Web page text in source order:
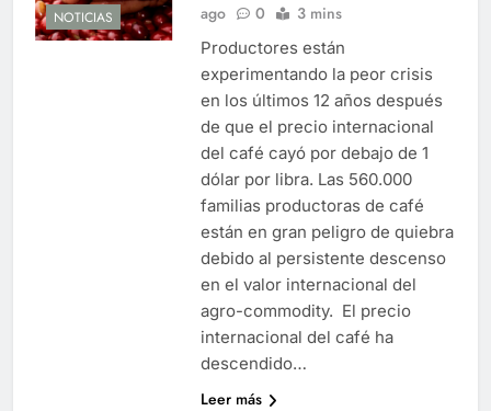
NOTICIAS
ago
0 3 mins
Productores están
experimentando la peor crisis
en los últimos 12 años después
de que el precio internacional
del café cayó por debajo de 1
dólar por libra. Las 560.000
familias productoras de café
están en gran peligro de quiebra
debido al persistente descenso
en el valor internacional del
agro-commodity. El precio
internacional del café ha
descendido…
Leer más